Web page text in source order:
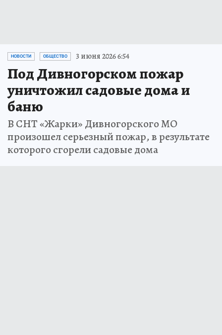
НОВОСТИ ОБЩЕСТВО 3 июня 2026 6:54
Под Дивногорском пожар
уничтожил садовые дома и
баню
В СНТ «Жарки» Дивногорского МО
произошел серьезный пожар, в результате
которого сгорели садовые дома